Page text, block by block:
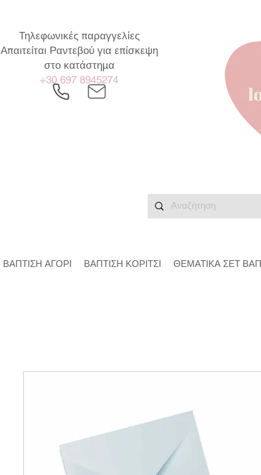
Τηλεφωνικές παραγγελίες
Απαιτείται Ραντεβού για επίσκεψη
στο κατάστημα
+30 697 8945274
ΒΑΠΤΙΣΗ ΑΓΟΡΙ ΒΑΠΤΙΣΗ ΚΟΡΙΤΣΙ ΘΕΜΑΤΙΚΑ ΣΕΤ